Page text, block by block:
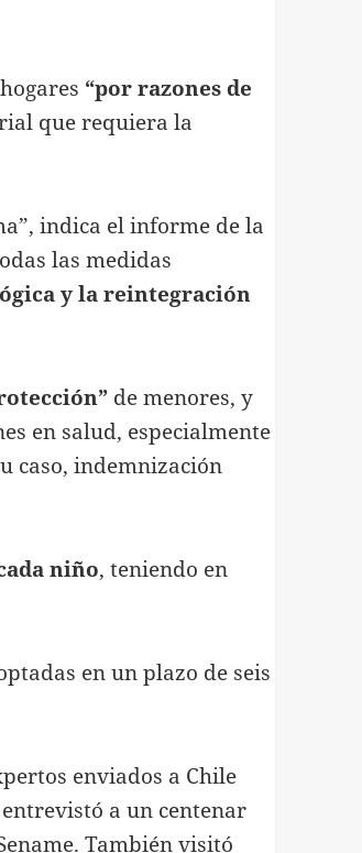
“por razones de
que requiera la
indica el informe de la
las medidas
y la reintegración
de menores, y
en salud, especialmente
caso, indemnización
niño, teniendo en
en un plazo de seis
enviados a Chile
a un centenar
También visitó